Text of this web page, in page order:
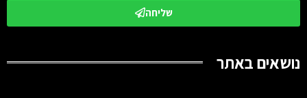
שליחה
נושאים באתר